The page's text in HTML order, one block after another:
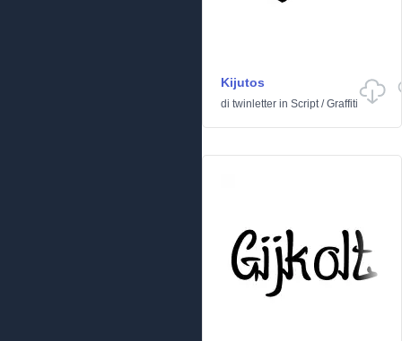
Kijutos
di twinletter in Script/Graffiti